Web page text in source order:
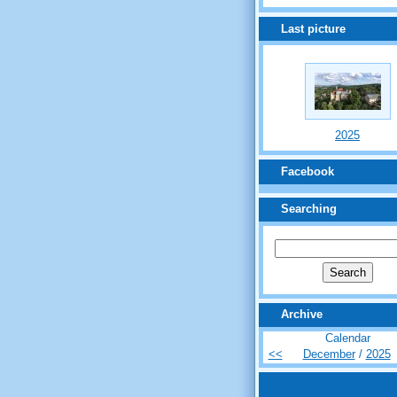
Last picture
2025
Facebook
Searching
Archive
Calendar
<<
December/ 2025